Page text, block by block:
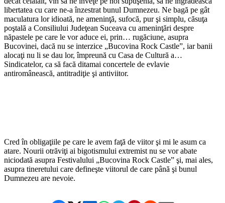
libertatea cu care ne-a înzestrat bunul Dumnezeu. Ne bagă pe gât
maculatura lor idioată, ne ameninţă, sufocă, pur şi simplu, căsuţa
poştală a Consiliului Judeţean Suceava cu ameninţări despre
năpastele pe care le vor aduce ei, prin… rugăciune, asupra
Bucovinei, dacă nu se interzice „Bucovina Rock Castle”, iar banii
alocaţi nu li se dau lor, împreună cu Casa de Cultură a…
Sindicatelor, ca să facă ditamai concertele de evlavie
antiromânească, antitradiţie şi antiviitor.
Cred în obligaţiile pe care le avem faţă de viitor şi mi le asum ca
atare. Nourii otrăviţi ai bigotismului extremist nu se vor abate
niciodată asupra Festivalului „Bucovina Rock Castle” şi, mai ales,
asupra tineretului care defineşte viitorul de care până şi bunul
Dumnezeu are nevoie.